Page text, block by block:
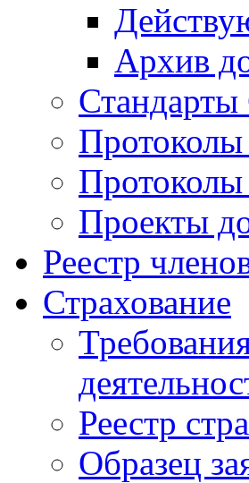
Архив
Протоколы
Проекты
Реестр
Страхование
Реестр
Образец